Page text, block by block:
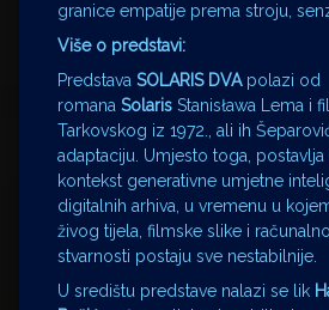
granice empatije prema stroju,
Više o predstavi:
Predstava SOLARIS DVApolazi od
romana Solaris Stanisława Lema i
Tarkovskog iz 1972., ali ih
adaptaciju. Umjesto toga,
kontekst generativne umjetne
digitalnih arhiva, u vremenu u
živog tijela, filmske slike i
stvarnosti postaju sve nestabilnije.
U središtu predstave nalazi se lik